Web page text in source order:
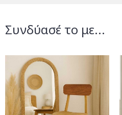
Συνδύασέ το με...